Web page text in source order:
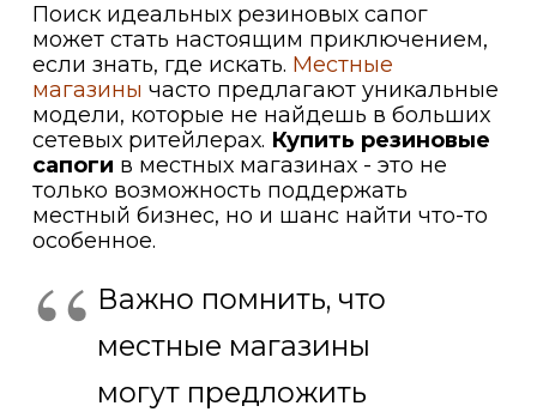
Поиск идеальных резиновых сапог
может стать настоящим приключением,
если знать, где искать. Местные
магазины часто предлагают уникальные
модели, которые не найдешь в больших
сетевых ритейлерах. Купить резиновые
сапоги в местных магазинах - это не
только возможность поддержать
местный бизнес, но и шанс найти что-то
особенное.
Важно помнить, что
местные магазины
могут предложить